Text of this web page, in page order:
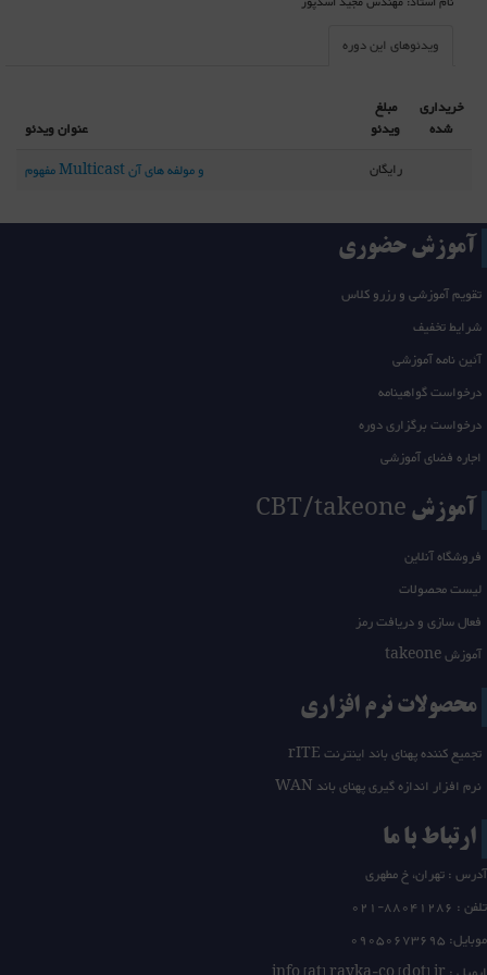
ویدئوهای این دوره
عنوان ویدئو
مبلغ
ویدئو
خریداری
شده
مفهوم Multicast و مولفه های آن
رایگان
آموزش حضوری
تقویم آموزشی و رزرو کلاس
شرایط تخفیف
آئین نامه آموزشی
درخواست گواهینامه
درخواست برگزاری دوره
اجاره فضای آموزشی
آموزش CBT/takeone
فروشگاه آنلاین
لیست محصولات
فعال سازی و دریافت رمز
آموزش takeone
محصولات نرم افزاری
تجمیع کننده پهنای باند اینترنت rITE
نرم افزار اندازه گیری پهنای باند WAN
ارتباط با ما
آدرس : تهران، خ مطهری
تلفن : 21-88041286
0
موبایل: 09050673695